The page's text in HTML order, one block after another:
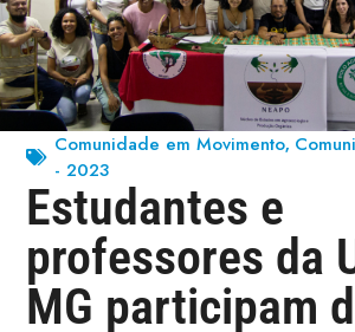
Comunidade em Movimento,
- 2023
Estudantes e
professores da
MG participam